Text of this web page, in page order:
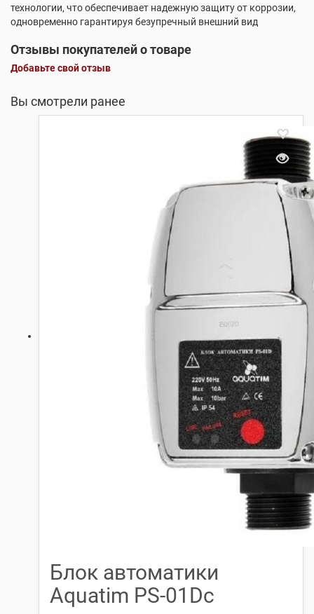
технологии, что обеспечивает надежную защиту от коррозии,
одновременно гарантируя безупречный внешний вид
Отзывы покупателей о товаре
Добавьте свой отзыв
Вы смотрели ранее
Блок автоматики
Aquatim PS-01Dс